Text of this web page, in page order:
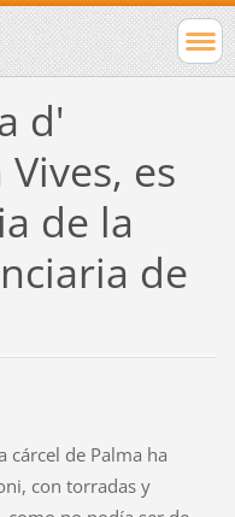
d'
es
de la
de
cárcel de Palma ha
con torradas y